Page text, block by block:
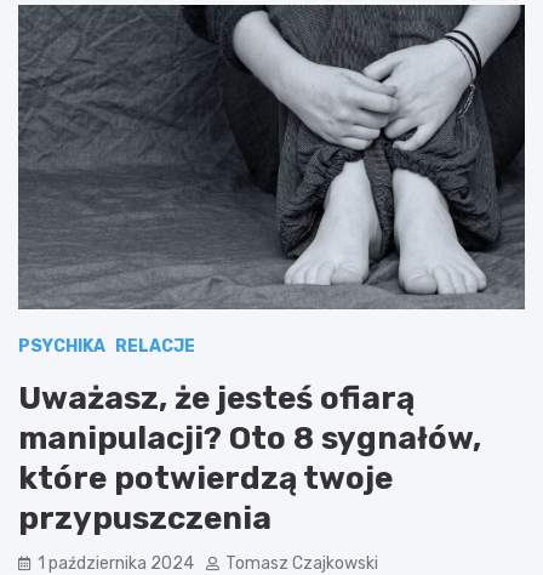
PSYCHIKA RELACJE
Uważasz, że jesteś ofiarą
manipulacji? Oto 8 sygnałów,
które potwierdzą twoje
przypuszczenia
1 października 2024 Tomasz Czajkowski